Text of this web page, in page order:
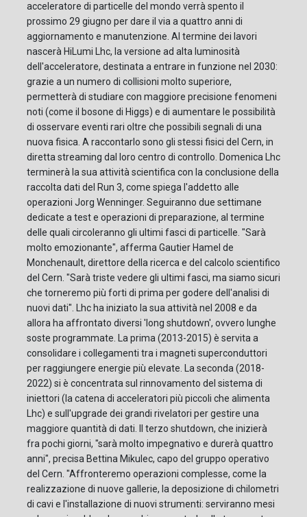
acceleratore di particelle del mondo verrà spento il
prossimo 29 giugno per dare il via a quattro anni di
aggiornamento e manutenzione. Al termine dei lavori
nascerà HiLumi Lhc, la versione ad alta luminosità
dell'acceleratore, destinata a entrare in funzione nel 2030:
grazie a un numero di collisioni molto superiore,
permetterà di studiare con maggiore precisione fenomeni
noti (come il bosone di Higgs) e di aumentare le possibilità
di osservare eventi rari oltre che possibili segnali di una
nuova fisica. A raccontarlo sono gli stessi fisici del Cern, in
diretta streaming dal loro centro di controllo. Domenica Lhc
terminerà la sua attività scientifica con la conclusione della
raccolta dati del Run 3, come spiega l'addetto alle
operazioni Jorg Wenninger. Seguiranno due settimane
dedicate a test e operazioni di preparazione, al termine
delle quali circoleranno gli ultimi fasci di particelle. "Sarà
molto emozionante", afferma Gautier Hamel de
Monchenault, direttore della ricerca e del calcolo scientifico
del Cern. "Sarà triste vedere gli ultimi fasci, ma siamo sicuri
che torneremo più forti di prima per godere dell'analisi di
nuovi dati". Lhc ha iniziato la sua attività nel 2008 e da
allora ha affrontato diversi 'long shutdown', ovvero lunghe
soste programmate. La prima (2013-2015) è servita a
consolidare i collegamenti tra i magneti superconduttori
per raggiungere energie più elevate. La seconda (2018-
2022) si è concentrata sul rinnovamento del sistema di
iniettori (la catena di acceleratori più piccoli che alimenta
Lhc) e sull'upgrade dei grandi rivelatori per gestire una
maggiore quantità di dati. Il terzo shutdown, che inizierà
fra pochi giorni, "sarà molto impegnativo e durerà quattro
anni", precisa Bettina Mikulec, capo del gruppo operativo
del Cern. "Affronteremo operazioni complesse, come la
realizzazione di nuove gallerie, la deposizione di chilometri
di cavi e l'installazione di nuovi strumenti: serviranno mesi